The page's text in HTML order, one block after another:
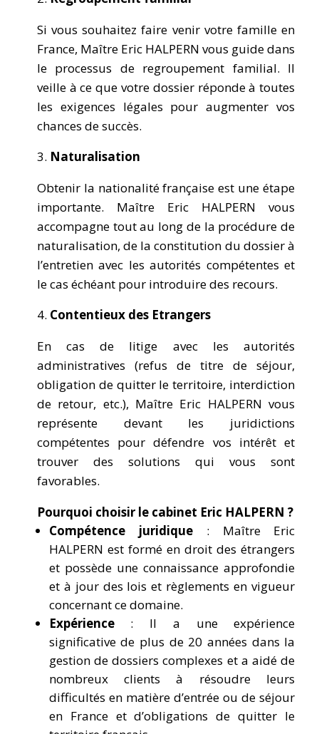
Si vous souhaitez faire venir votre famille en
France, Maître Eric HALPERN vous guide dans
le processus de regroupement familial. Il
veille à ce que votre dossier réponde à toutes
les exigences légales pour augmenter vos
chances de succès.
Naturalisation
Obtenir la nationalité française est une étape
importante. Maître Eric HALPERN vous
accompagne tout au long de la procédure de
naturalisation, de la constitution du dossier à
l’entretien avec les autorités compétentes et
le cas échéant pour introduire des recours.
Contentieux des Etrangers
En cas de litige avec les autorités
administratives (refus de titre de séjour,
obligation de quitter le territoire, interdiction
de retour, etc.), Maître Eric HALPERN vous
représente devant les juridictions
compétentes pour défendre vos intérêt et
trouver des solutions qui vous sont
favorables.
Pourquoi choisir le cabinet Eric HALPERN ?
Compétence juridique : Maître Eric
HALPERN est formé en droit des étrangers
et possède une connaissance approfondie
et à jour des lois et règlements en vigueur
concernant ce domaine.
Expérience: Il a une expérience
significative de plus de 20 années dans la
gestion de dossiers complexes et a aidé de
nombreux clients à résoudre leurs
difficultés en matière d’entrée ou de séjour
en France et d’obligations de quitter le